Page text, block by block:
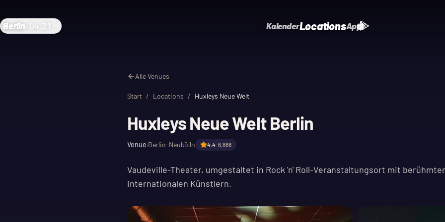
Berlin 04:31 KalenderLocationsApp
Alle Venues
Start / Locations / Huxleys Neue Welt
Huxleys Neue Welt Berlin
Venue·Berlin-Neukölln 4.4· 6.888
Vaudeville-Theater, umgestaltet in Rock 'n' Roll-Veranstaltungsort mit
internationalen Künstlern.